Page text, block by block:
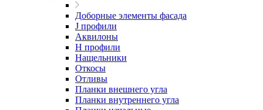
Доборные элементы фасада
J профили
Аквилоны
Н профили
Нащельники
Откосы
Отливы
Планки внешнего угла
Планки внутреннего угла